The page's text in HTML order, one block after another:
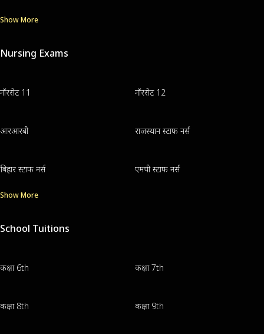
Show More
Nursing Exams
नॉरसेट 11 नॉरसेट 12
आरआरबी राजस्थान स्टाफ नर्स
बिहार स्टाफ नर्स एमपी स्टाफ नर्स
Show More
School Tuitions
कक्षा 6th कक्षा 7th
कक्षा 8th कक्षा 9th